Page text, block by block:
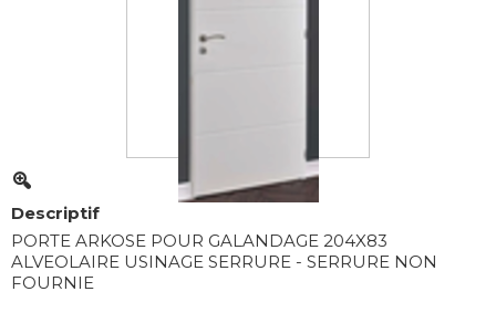
Descriptif
PORTE ARKOSE POUR GALANDAGE 204X83
ALVEOLAIRE USINAGE SERRURE - SERRURE NON
FOURNIE